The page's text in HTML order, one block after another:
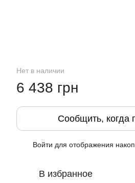
Нет в наличии
6 438 грн
Сообщить, когда
Войти для отображения
В избранное